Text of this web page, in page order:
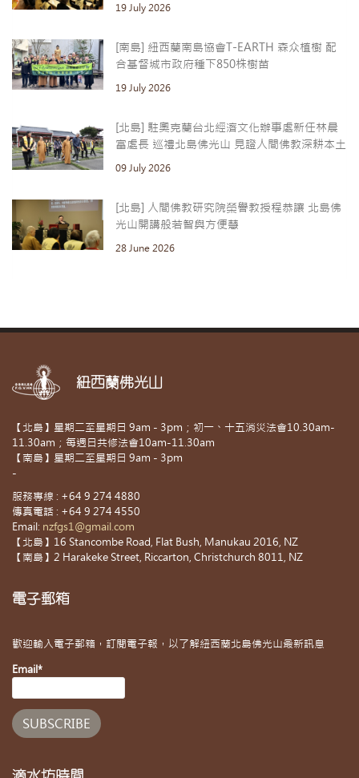
19 July 2026
[南島] 紐西蘭南島協會T-EARTH 森众植樹 配
合基督城市政府種下850株樹苗
19 July 2026
[北島] 駐奧克蘭台北經濟文化辦事處新任林晨
富處長 巡禮北島佛光山 見證人間佛教深耕本土
09 July 2026
[北島] 人間佛教研究院榮譽教授程恭讓 北島佛
光山開講般若智與方便慧
28 June 2026
紐西蘭佛光山
【北島】星期二至星期日 9am - 3pm；初一、十五消災法會10.30am-
11.30am；每週日共修法會10am-11.30am
【南島】星期二至星期日 9am - 3pm
-
服務專線 : +64 9 274 4880
傳真電話 : +64 9 274 4550
Email: nzfgs1@gmail.com
【北島】16 Stancombe Road, Flat Bush, Manukau 2016, NZ
【南島】2 Harakeke Street, Riccarton, Christchurch 8011, NZ
電子郵箱
歡迎輸入電子郵箱，訂閱電子報，以了解紐西蘭北島佛光山最新訊息
Email*